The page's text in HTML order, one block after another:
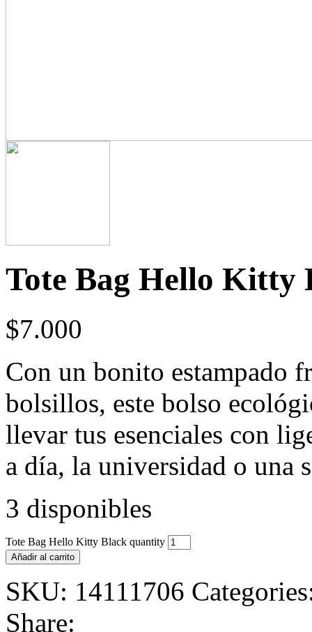
Tote Bag Hello Kitty
$7.000
Con un bonito estampado
bolsillos, este bolso
llevar tus esenciales con
a día, la universidad o una
3 disponibles
Tote Bag Hello Kitty Black quantity
Añadir al carrito
SKU: 14111706
Share: